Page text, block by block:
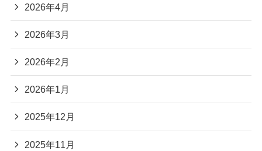
2026年4月
2026年3月
2026年2月
2026年1月
2025年12月
2025年11月